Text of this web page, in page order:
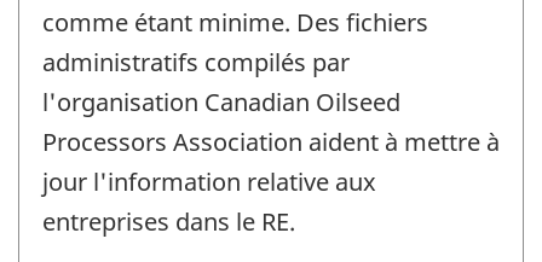
comme étant minime. Des fichiers
administratifs compilés par
l'organisation Canadian Oilseed
Processors Association aident à mettre à
jour l'information relative aux
entreprises dans le RE.